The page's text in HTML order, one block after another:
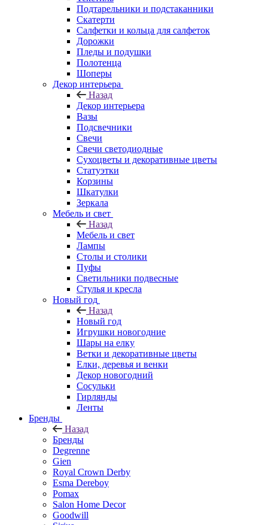
Подтарельники и подстаканники
Скатерти
Салфетки и кольца для салфеток
Дорожки
Пледы и подушки
Полотенца
Шоперы
Декор интерьера
Назад
Декор интерьера
Вазы
Подсвечники
Свечи
Свечи светодиодные
Сухоцветы и декоративные цветы
Статуэтки
Корзины
Шкатулки
Зеркала
Мебель и свет
Назад
Мебель и свет
Лампы
Столы и столики
Пуфы
Светильники подвесные
Стулья и кресла
Новый год
Назад
Новый год
Игрушки новогодние
Шары на елку
Ветки и декоративные цветы
Елки, деревья и венки
Декор новогодний
Сосульки
Гирлянды
Ленты
Бренды
Назад
Бренды
Degrenne
Gien
Royal Crown Derby
Esma Dereboy
Pomax
Salon Home Decor
Goodwill